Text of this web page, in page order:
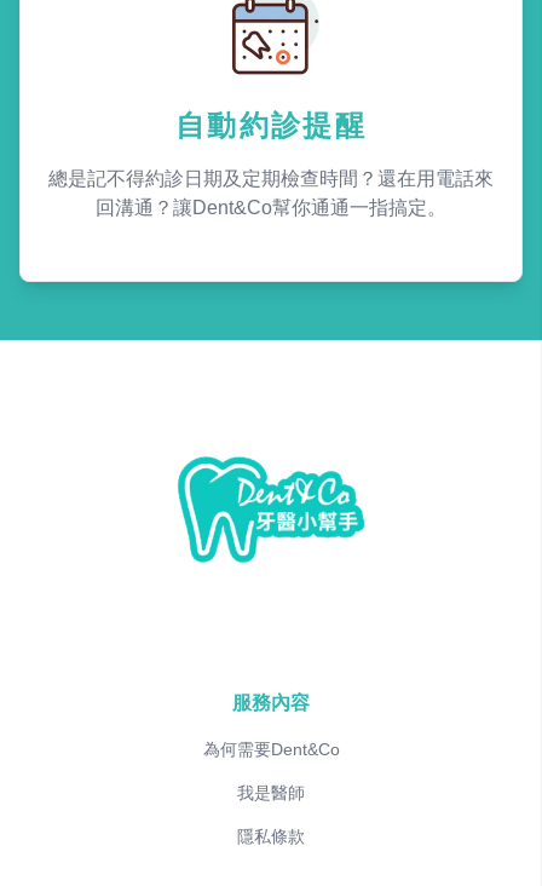
自動約診提醒
總是記不得約診日期及定期檢查時間？還在用電話來
回溝通？讓Dent&Co幫你通通一指搞定。
服務內容
為何需要Dent&Co
我是醫師
隱私條款